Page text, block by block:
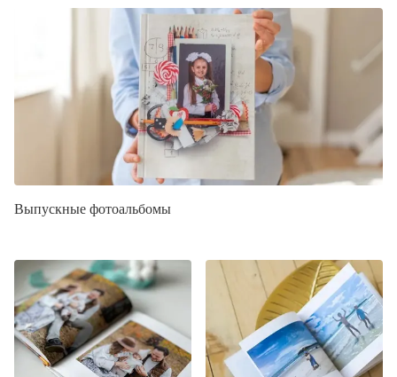
Выпускные фотоальбомы